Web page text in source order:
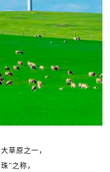
草原之一，
”之称，